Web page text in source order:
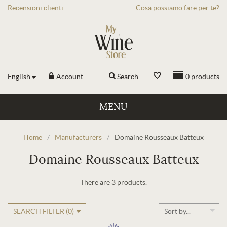
Recensioni clienti Cosa possiamo fare per te?
English Account 0 products
Search
MENU
Home / Manufacturers / Domaine Rousseaux Batteux
Domaine Rousseaux Batteux
There are 3 products.
SEARCH FILTER (0) Sort by...